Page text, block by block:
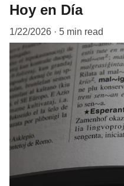
Hoy en Día
1/22/2026 5 min read